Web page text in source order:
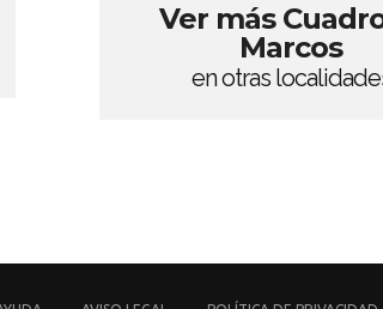
Ver más
Marcos
en otras